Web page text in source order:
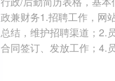
政兼财务1.招聘工作，网
总结，维护招聘渠道；2.
合同签订、发放工作；4.